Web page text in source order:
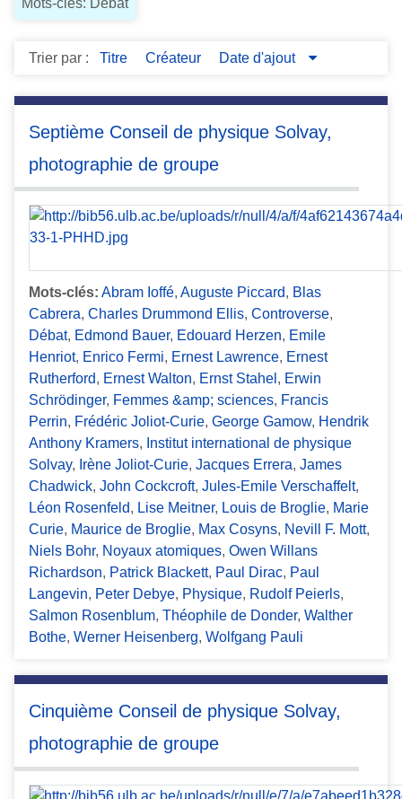
Trier par : Titre Créateur Date d'ajout
Septième Conseil de physique Solvay,
photographie de groupe
Mots-clés: Abram Ioffé, Auguste Piccard, Blas
Cabrera, Charles Drummond Ellis, Controverse,
Débat, Edmond Bauer, Edouard Herzen, Emile
Henriot, Enrico Fermi, Ernest Lawrence, Ernest
Rutherford, Ernest Walton, Ernst Stahel , Erwin
Schrödinger, Femmes &amp; sciences, Francis
Perrin, Frédéric Joliot-Curie, George Gamow, Hendrik
Anthony Kramers, Institut international de physique
Solvay, Irène Joliot-Curie, Jacques Errera, James
Chadwick, John Cockcroft, Jules-Emile Verschaffelt,
Léon Rosenfeld, Lise Meitner, Louis de Broglie, Marie
Curie, Maurice de Broglie, Max Cosyns, Nevill F. Mott,
Niels Bohr, Noyaux atomiques, Owen Willans
Richardson, Patrick Blackett, Paul Dirac, Paul
Langevin, Peter Debye, Physique, Rudolf Peierls,
Salmon Rosenblum, Théophile de Donder, Walther
Bothe, Werner Heisenberg, Wolfgang Pauli
Cinquième Conseil de physique Solvay,
photographie de groupe